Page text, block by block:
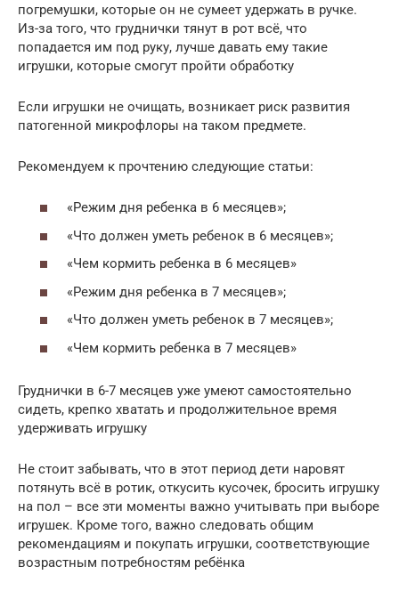
погремушки, которые он не сумеет удержать в ручке.
Из-за того, что груднички тянут в рот всё, что
попадается им под руку, лучше давать ему такие
игрушки, которые смогут пройти обработку
Если игрушки не очищать, возникает риск развития
патогенной микрофлоры на таком предмете.
Рекомендуем к прочтению следующие статьи:
«Режим дня ребенка в 6 месяцев»;
«Что должен уметь ребенок в 6 месяцев»;
«Чем кормить ребенка в 6 месяцев»
«Режим дня ребенка в 7 месяцев»;
«Что должен уметь ребенок в 7 месяцев»;
«Чем кормить ребенка в 7 месяцев»
Груднички в 6-7 месяцев уже умеют самостоятельно
сидеть, крепко хватать и продолжительное время
удерживать игрушку
Не стоит забывать, что в этот период дети наровят
потянуть всё в ротик, откусить кусочек, бросить игрушку
на пол – все эти моменты важно учитывать при выборе
игрушек. Кроме того, важно следовать общим
рекомендациям и покупать игрушки, соответствующие
возрастным потребностям ребёнка